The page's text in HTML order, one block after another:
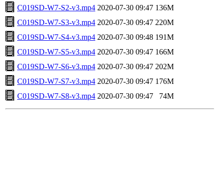
C019SD-W7-S2-v3.mp4 2020-07-30 09:47 136M
C019SD-W7-S3-v3.mp4 2020-07-30 09:47 220M
C019SD-W7-S4-v3.mp4 2020-07-30 09:48 191M
C019SD-W7-S5-v3.mp4 2020-07-30 09:47 166M
C019SD-W7-S6-v3.mp4 2020-07-30 09:47 202M
C019SD-W7-S7-v3.mp4 2020-07-30 09:47 176M
C019SD-W7-S8-v3.mp4 2020-07-30 09:47 74M